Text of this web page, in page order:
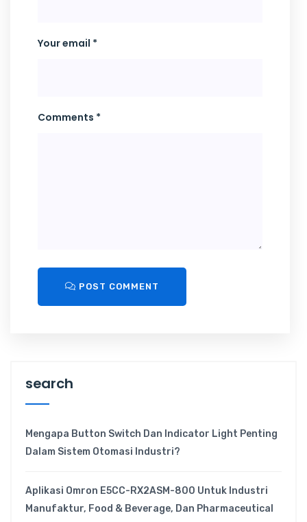
Your email *
Comments *
POST COMMENT
search
Mengapa Button Switch Dan Indicator Light Penting
Dalam Sistem Otomasi Industri?
Aplikasi Omron E5CC-RX2ASM-800 Untuk Industri
Manufaktur, Food & Beverage, Dan Pharmaceutical